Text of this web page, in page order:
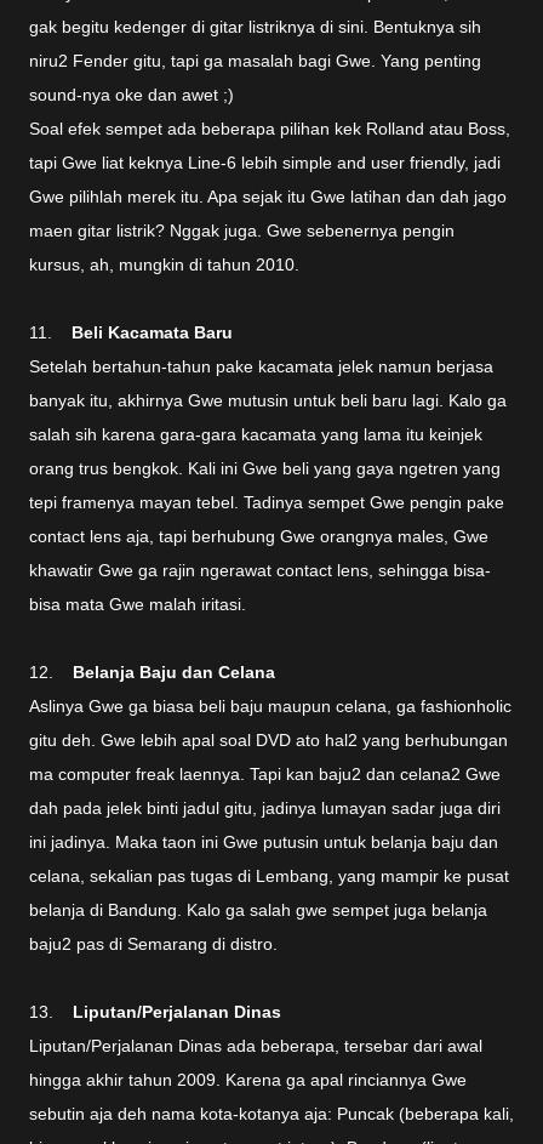
gak begitu kedenger di gitar listriknya di sini. Bentuknya sih
niru2 Fender gitu, tapi ga masalah bagi Gwe. Yang penting
sound-nya oke dan awet ;)
Soal efek sempet ada beberapa pilihan kek Rolland atau Boss,
tapi Gwe liat keknya Line-6 lebih simple and user friendly, jadi
Gwe pilihlah merek itu. Apa sejak itu Gwe latihan dan dah jago
maen gitar listrik? Nggak juga. Gwe sebenernya pengin
kursus, ah, mungkin di tahun 2010.
11. Beli Kacamata Baru
Setelah bertahun-tahun pake kacamata jelek namun berjasa
banyak itu, akhirnya Gwe mutusin untuk beli baru lagi. Kalo ga
salah sih karena gara-gara kacamata yang lama itu keinjek
orang trus bengkok. Kali ini Gwe beli yang gaya ngetren yang
tepi framenya mayan tebel. Tadinya sempet Gwe pengin pake
contact lens aja, tapi berhubung Gwe orangnya males, Gwe
khawatir Gwe ga rajin ngerawat contact lens, sehingga bisa-
bisa mata Gwe malah iritasi.
12. Belanja Baju dan Celana
Aslinya Gwe ga biasa beli baju maupun celana, ga fashionholic
gitu deh. Gwe lebih apal soal DVD ato hal2 yang berhubungan
ma computer freak laennya. Tapi kan baju2 dan celana2 Gwe
dah pada jelek binti jadul gitu, jadinya lumayan sadar juga diri
ini jadinya. Maka taon ini Gwe putusin untuk belanja baju dan
celana, sekalian pas tugas di Lembang, yang mampir ke pusat
belanja di Bandung. Kalo ga salah gwe sempet juga belanja
baju2 pas di Semarang di distro.
13. Liputan/Perjalanan Dinas
Liputan/Perjalanan Dinas ada beberapa, tersebar dari awal
hingga akhir tahun 2009. Karena ga apal rinciannya Gwe
sebutin aja deh nama kota-kotanya aja: Puncak (beberapa kali,